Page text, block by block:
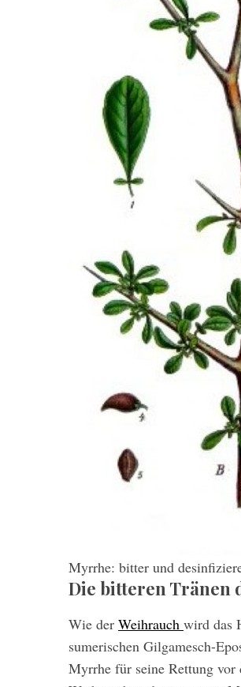
Myrrhe: bitter und
Die bitteren Tränen
Wie der Weihrauch wird das
sumerischen Gilgamesch-
Myrrhe für seine Rettung